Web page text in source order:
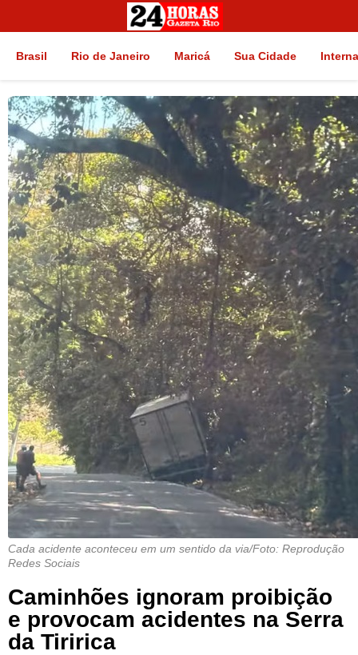
Brasil Rio de Janeiro Maricá Sua Cidade
Cada acidente aconteceu em um sentido da via/Foto: Reprodução
Redes Sociais
Caminhões ignoram proibição
e provocam acidentes na Serra
da Tiririca